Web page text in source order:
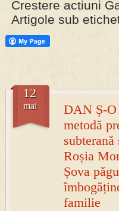
PRESA
Permise pentru
Crestere actiuni
Artigole sub
DAN Ș-
metodă
Roșia
Șova
familie
12
mai